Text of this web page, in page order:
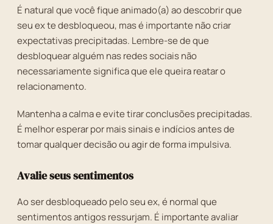
É natural que você fique animado(a) ao descobrir que
seu ex te desbloqueou, mas é importante não criar
expectativas precipitadas. Lembre-se de que
desbloquear alguém nas redes sociais não
necessariamente significa que ele queira reatar o
relacionamento.
Mantenha a calma e evite tirar conclusões precipitadas.
É melhor esperar por mais sinais e indícios antes de
tomar qualquer decisão ou agir de forma impulsiva.
Avalie seus sentimentos
Ao ser desbloqueado pelo seu ex, é normal que
sentimentos antigos ressurjam. É importante avaliar